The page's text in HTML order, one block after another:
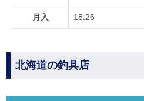
月入 18:26
北海道の釣具店